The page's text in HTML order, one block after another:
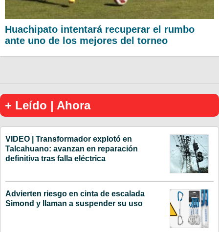
Huachipato intentará recuperar el rumbo
ante uno de los mejores del torneo
+ Leído | Ahora
VIDEO | Transformador explotó en
Talcahuano: avanzan en reparación
definitiva tras falla eléctrica
Advierten riesgo en cinta de escalada
Simond y llaman a suspender su uso